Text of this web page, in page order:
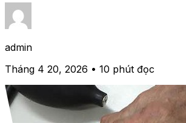
admin
Tháng 4 20, 2026 • 10 phút đọc